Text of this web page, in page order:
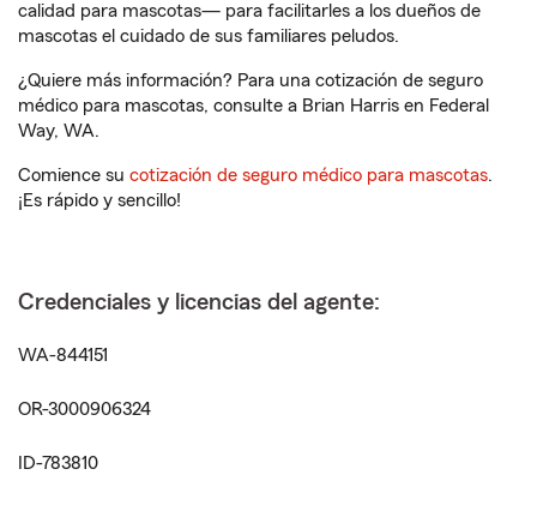
calidad para mascotas— para facilitarles a los dueños de
mascotas el cuidado de sus familiares peludos.
¿Quiere más información? Para una cotización de seguro
médico para mascotas, consulte a Brian Harris en Federal
Way, WA.
Comience su cotización de seguro médico para mascotas.
¡Es rápido y sencillo!
Credenciales y licencias del agente:
WA-844151
OR-3000906324
ID-783810